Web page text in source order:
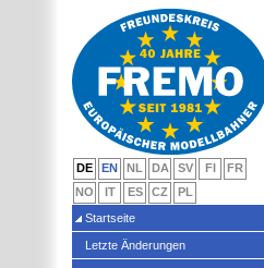
DE EN NL DA SV FI
FR
NO
IT ES CZ
PL
Startseite
Letzte Änderungen